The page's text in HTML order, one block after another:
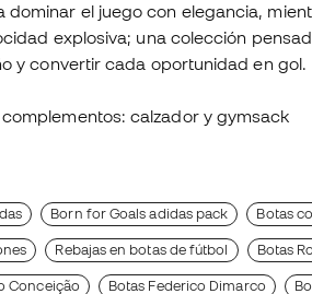
dominar el juego con elegancia,
explosiva; una colección
y convertir cada oportunidad en gol.
calzador y gymsack
Born for Goals adidas pack Botas
Rebajas en botas de fútbol Botas
Conceição Botas Federico Dimarco